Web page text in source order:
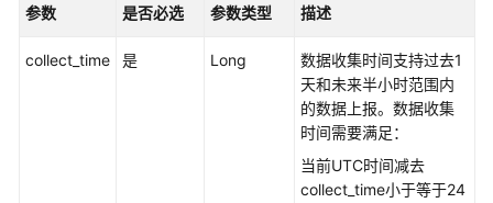
1.0
参数 是否必选 参数类型 描述
collect_time 是 Long
数据收集时间支持过去1
天和未来半小时范围内
的数据上报。数据收集
时间需要满足：
当前UTC时间减去
collect_time小于等于24